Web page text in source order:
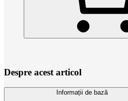
Despre acest articol
Informații de bază